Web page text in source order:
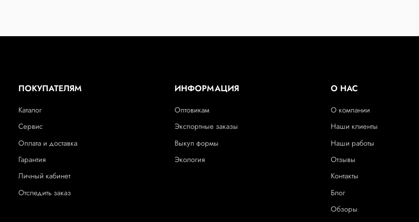
ПОКУПАТЕЛЯМ
Каталог
Сервис
Оплата и доставка
Гарантия
Личный кабинет
Отследить заказ
ИНФОРМАЦИЯ
Оптовикам
Экспортные заказы
Выкуп формы
Экология
О НАС
О компании
Наши клиенты
Наши работы
Отзывы
Контакты
Блог
Обзоры